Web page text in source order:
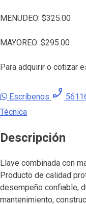
MENUDEO: $325.00
MAYOREO: $295.00
Para adquirir o cotizar
Escríbenos phone_enabled
Técnica
Descripción
Llave combinada con
Producto de calidad
desempeño confiable,
mantenimiento,